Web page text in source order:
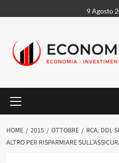
al
9 Agosto
principale
HOME 2015 OTTOBRE
RCA: DDL
ALTRO PER RISPARMIARE